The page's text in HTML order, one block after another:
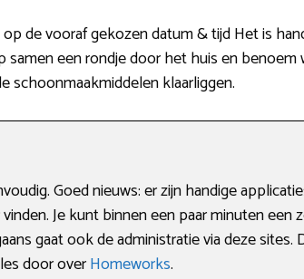
de vooraf gekozen datum & tijd Het is
een rondje door het huis en
schoonmaakmiddelen klaarliggen.
Goed nieuws: er zijn handige
Je kunt binnen een paar minuten
gaat ook de administratie via deze sites.
door overHomeworks.